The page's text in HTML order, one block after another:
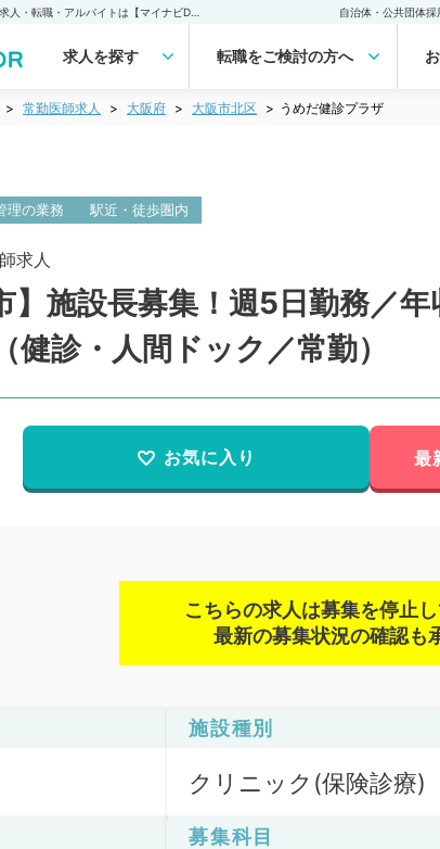
自治体・公共団体
求人を探す 転職をご検討の方へ
常勤医師求人 大阪府 大阪市北区 うめだ健診プラザ
理の業務 駅近・徒歩圏内
求人
】施設長募集！週5日勤務
診・人間ドック／常勤）
お気に入り 最
こちらの求人は募集を停止し
最新の募集状況の確認も
施設種別
クリニック(保険診療)
募集科目